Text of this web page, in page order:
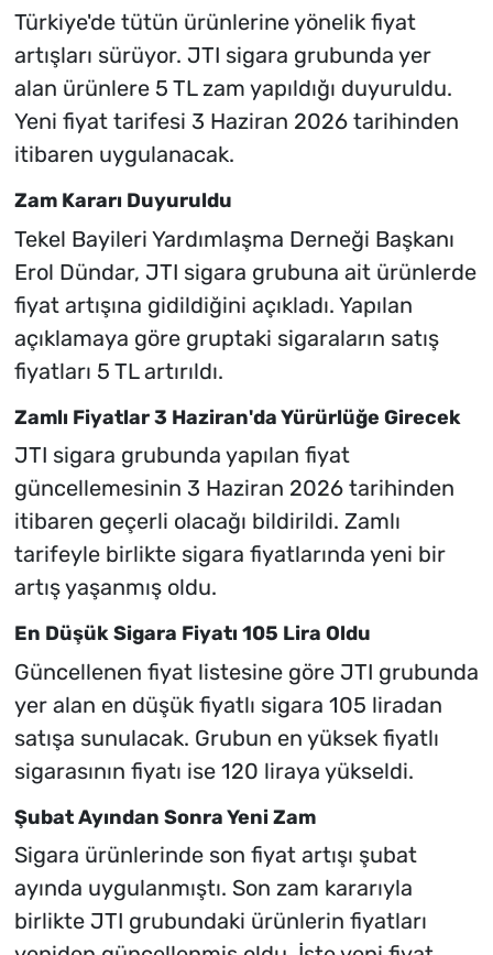
Türkiye'de tütün ürünlerine yönelik fiyat
artışları sürüyor. JTI sigara grubunda yer
alan ürünlere 5 TL zam yapıldığı duyuruldu.
Yeni fiyat tarifesi 3 Haziran 2026 tarihinden
itibaren uygulanacak.
Zam Kararı Duyuruldu
Tekel Bayileri Yardımlaşma Derneği Başkanı
Erol Dündar, JTI sigara grubuna ait ürünlerde
fiyat artışına gidildiğini açıkladı. Yapılan
açıklamaya göre gruptaki sigaraların satış
fiyatları 5 TL artırıldı.
Zamlı Fiyatlar 3 Haziran'da Yürürlüğe Girecek
JTI sigara grubunda yapılan fiyat
güncellemesinin 3 Haziran 2026 tarihinden
itibaren geçerli olacağı bildirildi. Zamlı
tarifeyle birlikte sigara fiyatlarında yeni bir
artış yaşanmış oldu.
En Düşük Sigara Fiyatı 105 Lira Oldu
Güncellenen fiyat listesine göre JTI grubunda
yer alan en düşük fiyatlı sigara 105 liradan
satışa sunulacak. Grubun en yüksek fiyatlı
sigarasının fiyatı ise 120 liraya yükseldi.
Şubat Ayından Sonra Yeni Zam
Sigara ürünlerinde son fiyat artışı şubat
ayında uygulanmıştı. Son zam kararıyla
birlikte JTI grubundaki ürünlerin fiyatları